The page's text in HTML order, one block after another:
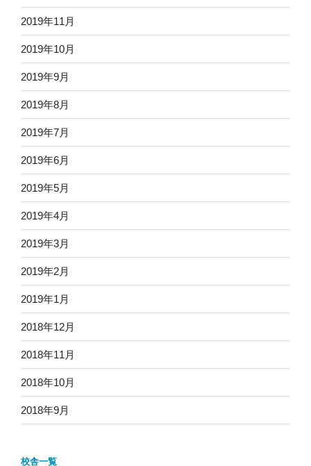
2019年11月
2019年10月
2019年9月
2019年8月
2019年7月
2019年6月
2019年5月
2019年4月
2019年3月
2019年2月
2019年1月
2018年12月
2018年11月
2018年10月
2018年9月
校舎一覧